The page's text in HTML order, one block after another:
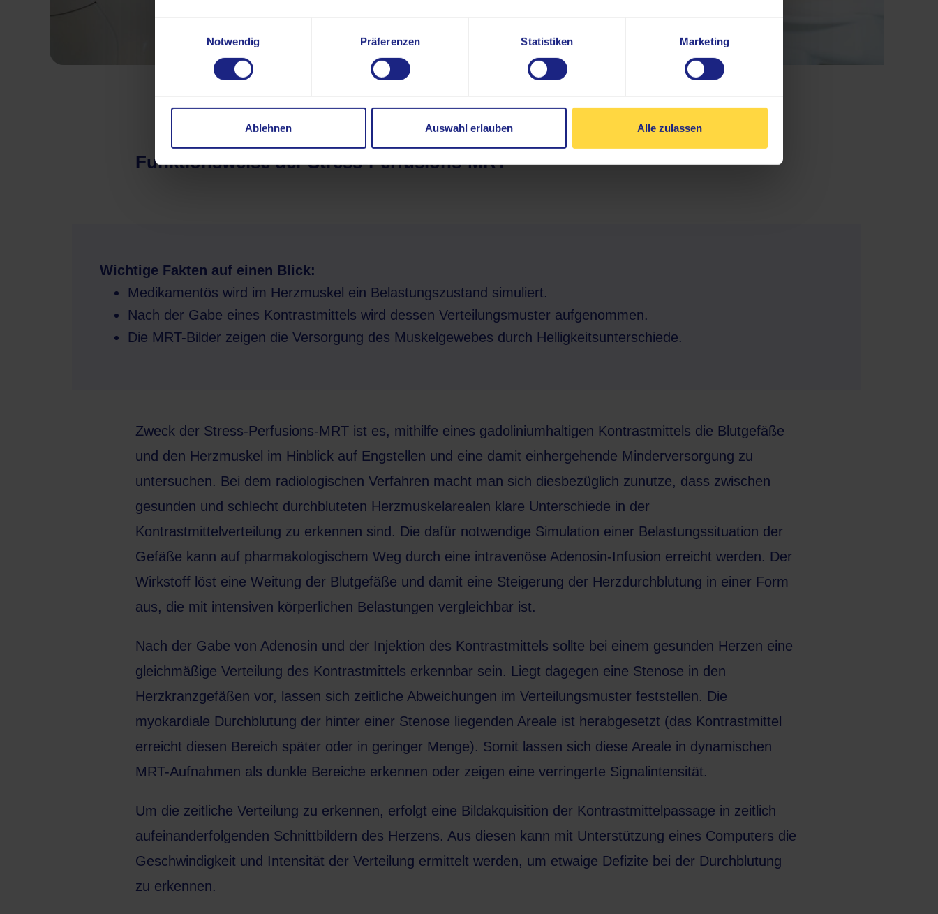
Notwendig
Präferenzen Statistiken Marketing
Ablehnen Auswahl erlauben Alle zulassen
Funktionsweise der Stress-Perfusions-MRT
Wichtige Fakten auf einen Blick:
Medikamentös wird im Herzmuskel ein Belastungszustand simuliert.
Nach der Gabe eines Kontrastmittels wird dessen Verteilungsmuster aufgenommen.
Die MRT-Bilder zeigen die Versorgung des Muskelgewebes durch Helligkeitsunterschiede.
Zweck der Stress-Perfusions-MRT ist es, mithilfe eines gadoliniumhaltigen Kontrastmittels die Blutgefäße
und den Herzmuskel im Hinblick auf Engstellen und eine damit einhergehende Minderversorgung zu
untersuchen. Bei dem radiologischen Verfahren macht man sich diesbezüglich zunutze, dass zwischen
gesunden und schlecht durchbluteten Herzmuskelarealen klare Unterschiede in der
Kontrastmittelverteilung zu erkennen sind. Die dafür notwendige Simulation einer Belastungssituation der
Gefäße kann auf pharmakologischem Weg durch eine intravenöse Adenosin-Infusion erreicht werden. Der
Wirkstoff löst eine Weitung der Blutgefäße und damit eine Steigerung der Herzdurchblutung in einer Form
aus, die mit intensiven körperlichen Belastungen vergleichbar ist.
Nach der Gabe von Adenosin und der Injektion des Kontrastmittels sollte bei einem gesunden Herzen eine
gleichmäßige Verteilung des Kontrastmittels erkennbar sein. Liegt dagegen eine Stenose in den
Herzkranzgefäßen vor, lassen sich zeitliche Abweichungen im Verteilungsmuster feststellen. Die
myokardiale Durchblutung der hinter einer Stenose liegenden Areale ist herabgesetzt (das Kontrastmittel
erreicht diesen Bereich später oder in geringer Menge). Somit lassen sich diese Areale in dynamischen
MRT-Aufnahmen als dunkle Bereiche erkennen oder zeigen eine verringerte Signalintensität.
Um die zeitliche Verteilung zu erkennen, erfolgt eine Bildakquisition der Kontrastmittelpassage in zeitlich
aufeinanderfolgenden Schnittbildern des Herzens. Aus diesen kann mit Unterstützung eines Computers die
Geschwindigkeit und Intensität der Verteilung ermittelt werden, um etwaige Defizite bei der Durchblutung
zu erkennen.